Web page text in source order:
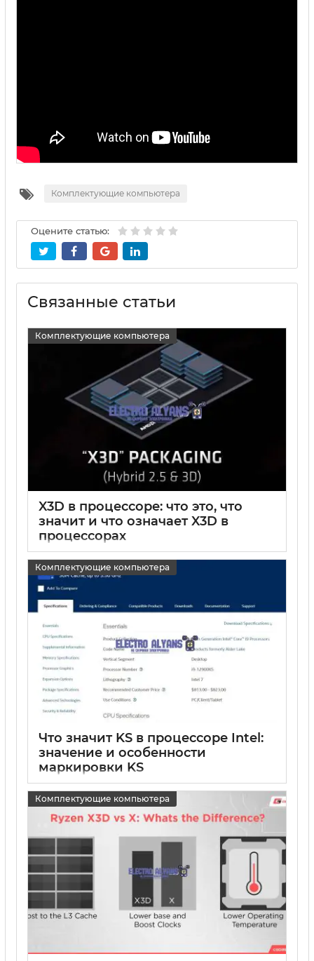
Комплектующие компьютера
Оцените статью:
Связанные статьи
Комплектующие компьютера
X3D в процессоре: что это, что
значит и что означает X3D в
процессорах
Комплектующие компьютера
Что значит KS в процессоре Intel:
значение и особенности
маркировки KS
Комплектующие компьютера